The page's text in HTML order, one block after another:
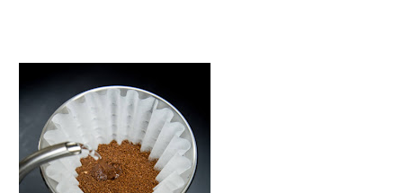
fazer
casa
com
qualidade